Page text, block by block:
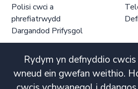
Rydym yn defnyddio
wneud ein gwefan weithio.
Polisi cwci a
phrefiatrwydd
Dargandod Prifysgol